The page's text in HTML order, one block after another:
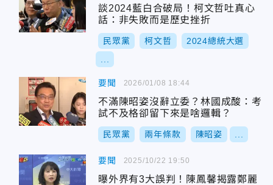
談2024藍白合破局！柯文哲吐真心
話：非失敗而是歷史挫折
民眾黨 柯文哲 2024總統大選
要聞
不滿陳昭姿沒辭立委？林國成酸：考
試不及格卻留下來是啥邏輯？
民眾黨 兩年條款 陳昭姿
2026/01/08 18:44
要聞
曝外界有3大誤判！陳鳳馨揭露鄭麗
2025/10/22 19:50